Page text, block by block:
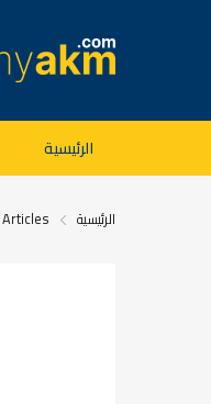
الرئيسية
الرئيسية Articles